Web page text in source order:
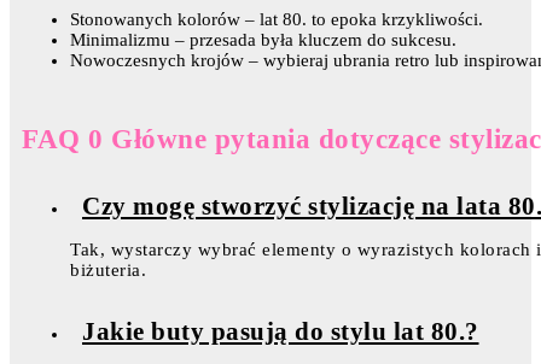
Stonowanych kolorów – lat 80. to epoka krzykliwości.
Minimalizmu – przesada była kluczem do sukcesu.
Nowoczesnych krojów – wybieraj ubrania retro lub
FAQ 0 Główne pytania dotyczące
Czy mogę stworzyć stylizację na lata
Tak, wystarczy wybrać elementy o wyrazistych
biżuteria.
Jakie buty pasują do stylu lat 80.?